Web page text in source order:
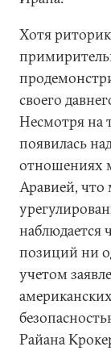
Хотя
своего
Несмотря на
появилась
отношениях
Аравией, что
наблюдается
позиций ни
учетом
Райана